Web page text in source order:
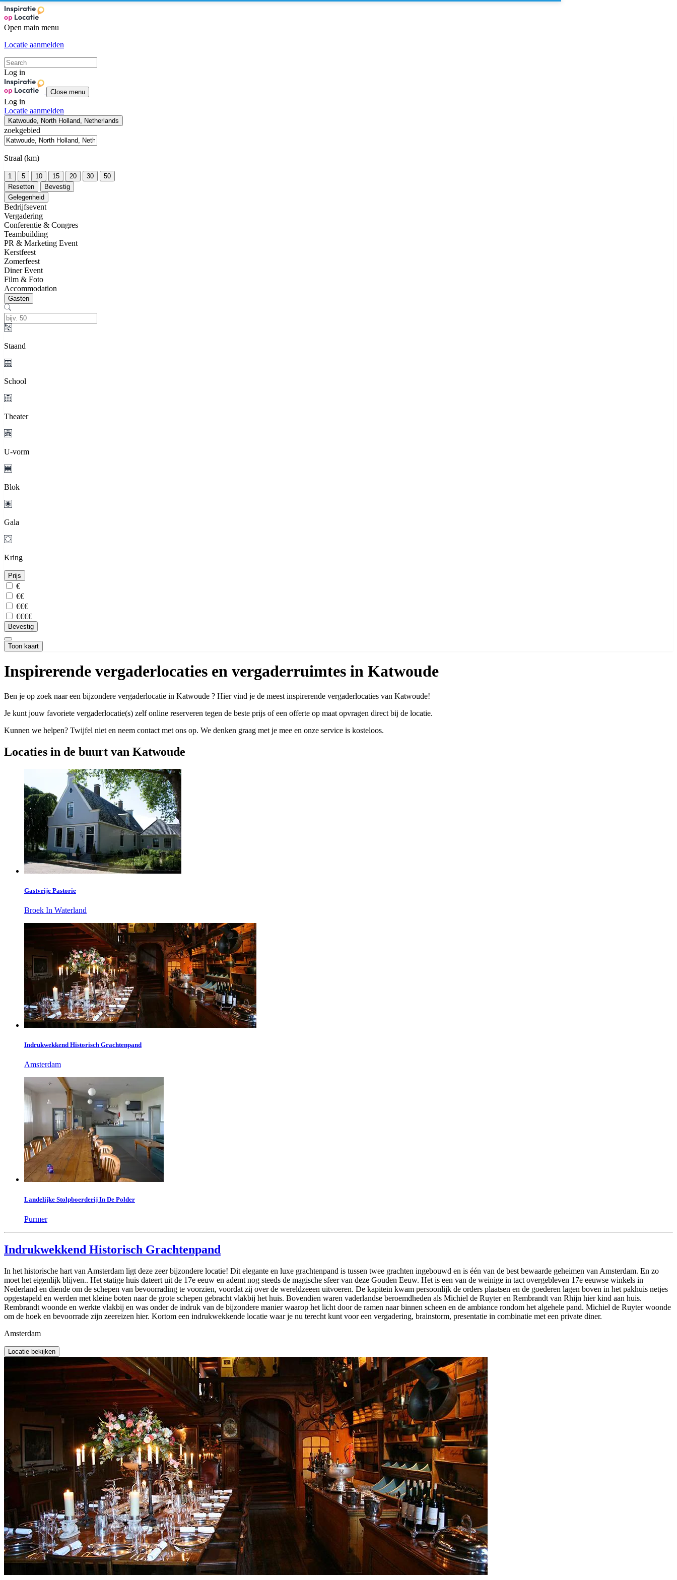
Open main menu
Locatie aanmelden
Log in
Close menu
Log in
Locatie aanmelden
Katwoude, North Holland, Netherlands
zoekgebied
Straal (km)
1 5 10 15 20 30
50
Resetten
Bevestig
Gelegenheid
Bedrijfsevent
Vergadering
Conferentie & Congres
Teambuilding
PR & Marketing Event
Kerstfeest
Zomerfeest
Diner Event
Film & Foto
Accommodation
Gasten
Staand
School
Theater
U-vorm
Blok
Gala
Kring
Prijs
€
€€
€€€
€€€€
Bevestig
Toon kaart
Inspirerende vergaderlocaties en vergaderruimtes in Katwoude
Ben je op zoek naar een bijzondere vergaderlocatie in Katwoude ? Hier vind je de meest inspirerende vergaderlocaties van Katwoude!
Je kunt jouw favoriete vergaderlocatie(s) zelf online reserveren tegen de beste prijs of een offerte op maat opvragen direct bij de locatie.
Kunnen we helpen? Twijfel niet en neem contact met ons op. We denken graag met je mee en onze service is kosteloos.
Locaties in de buurt van Katwoude
Gastvrije Pastorie
Broek In Waterland
Indrukwekkend Historisch Grachtenpand
Amsterdam
Landelijke Stolpboerderij In De Polder
Purmer
Indrukwekkend Historisch Grachtenpand
In het historische hart van Amsterdam ligt deze zeer bijzondere locatie! Dit elegante en luxe grachtenpand is tussen twee grachten ingebouwd en is één van de best bewaarde geheimen van Amsterdam. En zo
moet het eigenlijk blijven.. Het statige huis dateert uit de 17e eeuw en ademt nog steeds de magische sfeer van deze Gouden Eeuw. Het is een van de weinige in tact overgebleven 17e eeuwse winkels in
Nederland en diende om de schepen van bevoorrading te voorzien, voordat zij over de wereldzeeen uitvoeren. De kapitein kwam persoonlijk de orders plaatsen en de goederen lagen boven in het pakhuis netjes
opgestapeld en werden met kleine boten naar de grote schepen gebracht vlakbij het huis. Bovendien waren vaderlandse beroemdheden als Michiel de Ruyter en Rembrandt van Rhijn hier kind aan huis.
Rembrandt woonde en werkte vlakbij en was onder de indruk van de bijzondere manier waarop het licht door de ramen naar binnen scheen en de ambiance rondom het algehele pand. Michiel de Ruyter woonde
om de hoek en bevoorrade zijn zeereizen hier. Kortom een indrukwekkende locatie waar je nu terecht kunt voor een vergadering, brainstorm, presentatie in combinatie met een private diner.
Amsterdam
Locatie bekijken